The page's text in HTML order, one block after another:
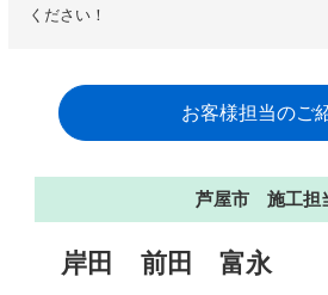
ください！
お客様担当のご
芦屋市 施工担
岸田 前田 富永